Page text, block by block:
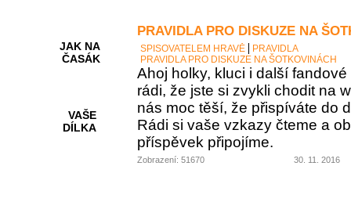
JAK NA
ČASÁK
VAŠE
DÍLKA
PRAVIDLA PRO DISKUZE NA
SPISOVATELEM HRAVĚ
PRAVIDLA
PRAVIDLA PRO DISKUZE NA ŠOTKOVINÁCH
Ahoj holky, kluci i další
rádi, že jste si zvykli chodit na
nás moc těší, že přispíváte do
Rádi si vaše vzkazy čteme a
příspěvek připojíme.
Zobrazení: 51670 30. 11. 2016